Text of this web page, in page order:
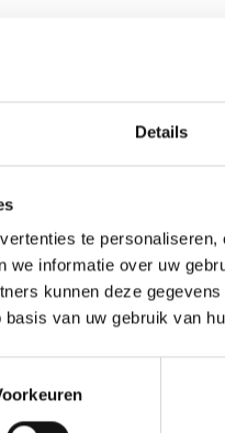
Details
te
we informatie over uw
kunnen deze
van uw gebruik van